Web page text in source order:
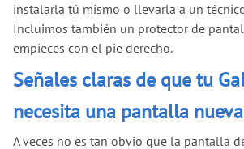
instalarla tú mismo o llevarla a un
Incluimos también un protector de
empieces con el pie derecho.
Señales claras de que tu
necesita una pantalla nueva
A veces no es tan obvio que la pantalla